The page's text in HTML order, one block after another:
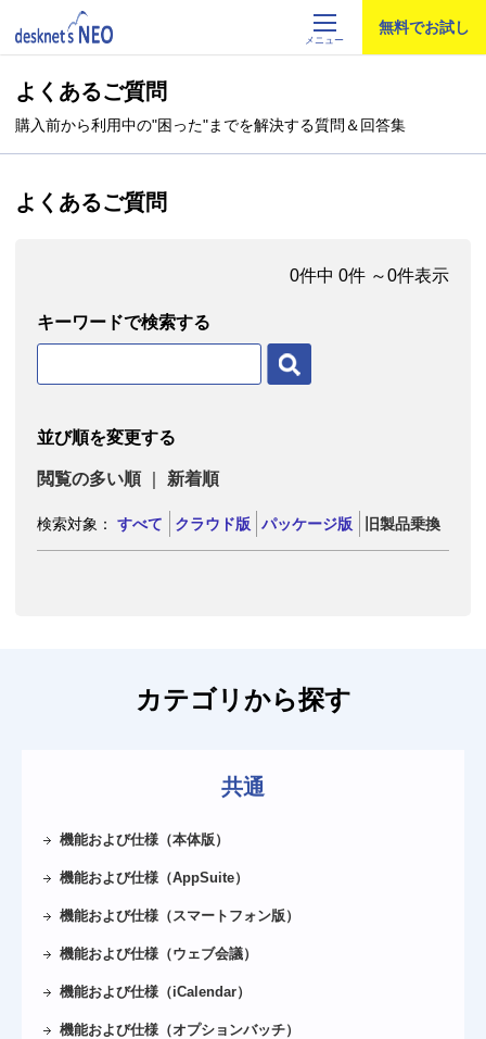
製品情報
価格・購入
セミナー
お客様サポート
導入相談窓口
092-235-1221
メニュー
無料でお試し
よくあるご質問
購入前から利用中の"困った"までを解決する質問＆回答集
よくあるご質問
0件中 0件 ～0件表示
キーワードで検索する
並び順を変更する
閲覧の多い順｜ 新着順
検索対象： すべて クラウド版 パッケージ版 旧製品乗換
カテゴリから探す
共通
機能および仕様（本体版）
機能および仕様（AppSuite）
機能および仕様（スマートフォン版）
機能および仕様（ウェブ会議）
機能および仕様（iCalendar）
機能および仕様（オプションバッチ）